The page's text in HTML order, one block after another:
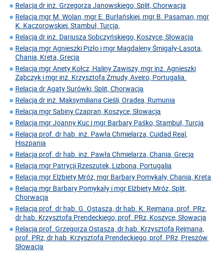
Relacja dr inż. Grzegorza Janowskiego, Split, Chorwacja
Relacja mgr M. Wolan, mgr E. Burłańskiej, mgr B. Pasaman, mgr
K. Kaczorowskiej, Stambuł, Turcja,
Relacja dr inż. Dariusza Sobczyńskiego, Koszyce, Słowacja
Relacja mgr Agnieszki Pizło i mgr Magdaleny Śmigały-Lasota,
Chania, Kreta, Grecja
Relacja mgr Anety Kołcz, Haliny Zawiszy, mgr inż. Agnieszki
Ząbczyk i mgr inż. Krzysztofa Żmudy, Aveiro, Portugalia.
Relacja dr Agaty Surówki, Split, Chorwacja
Relacja dr inż. Maksymiliana Cieśli, Oradea, Rumunia
Relacja mgr Sabiny Czapran, Koszyce, Słowacja
Relacja mgr Joanny Kuc i mgr Barbary Paśko, Stambuł, Turcja
Relacja prof. dr hab. inż. Pawła Chmielarza, Cuidad Real,
Hiszpania
Relacja prof. dr hab. inż. Pawła Chmielarza, Chania, Grecja
Relacja mgr Patrycji Rzeszutek, Lizbona, Portugalia
Relacja mgr Elżbiety Mróz, mgr Barbary Pomykały, Chania, Kreta
Relacja mgr Barbary Pomykały i mgr Elżbiety Mróz, Split,
Chorwacja
Relacja prof. dr hab. G. Ostasza, dr hab. K. Rejmana, prof. PRz,
dr hab. Krzysztofa Prendeckiego, prof. PRz, Koszyce, Słowacja
Relacja prof. Grzegorza Ostasza, dr hab. Krzysztofa Rejmana,
prof. PRz, dr hab. Krzysztofa Prendeckiego, prof. PRz, Preszów,
Słowacja